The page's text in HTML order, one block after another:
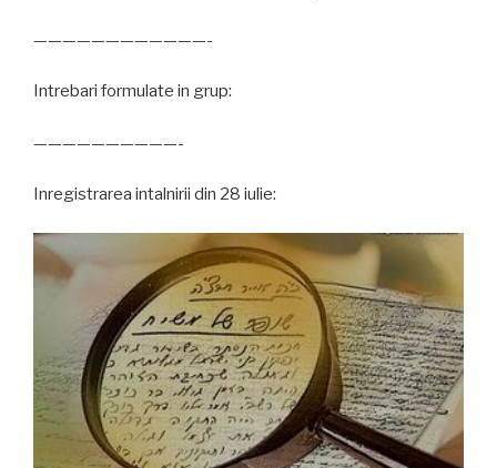
————————————-
Intrebari formulate in grup:
——————————-
Inregistrarea intalnirii din 28 iulie: